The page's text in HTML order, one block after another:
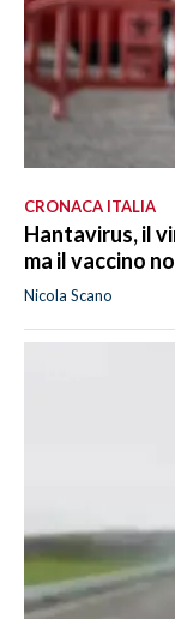
CRONACA ITALIA
Hantavirus, il
ma il vaccino
Nicola Scano